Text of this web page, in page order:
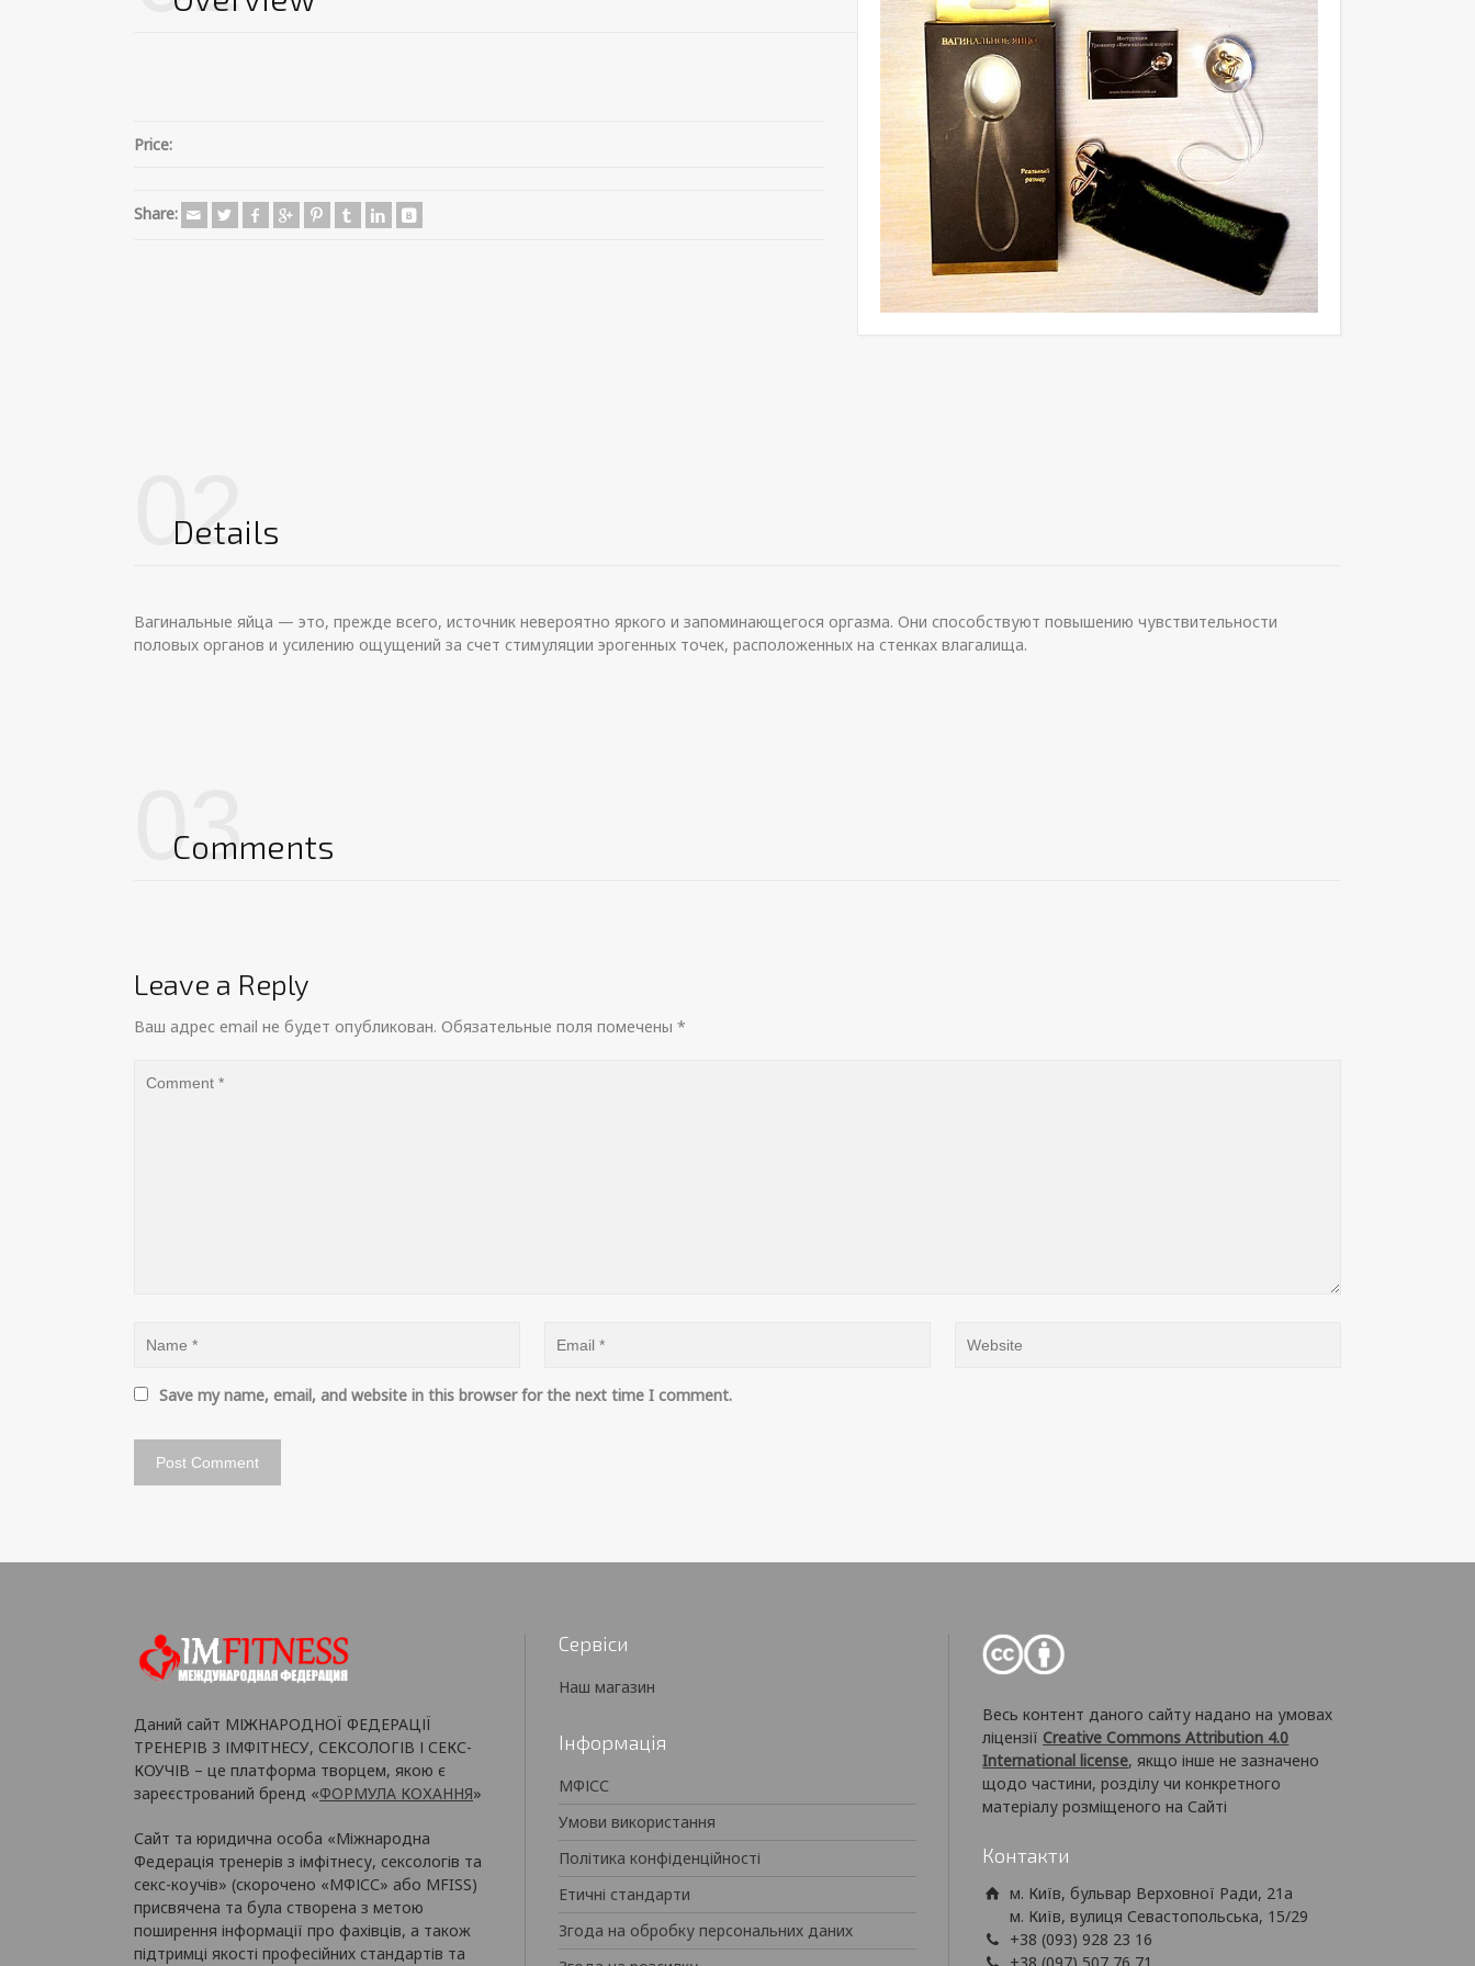
Price:
Share:
02
Details
Вагинальные яйца — это, прежде всего, источник невероятно яркого и запоминающегося оргазма. Они способствуют повышению чувствительности
половых органов и усилению ощущений за счет стимуляции эрогенных точек, расположенных на стенках влагалища.
03
Comments
Leave a Reply
Ваш адрес email не будет опубликован. Обязательные поля помечены *
Save my name, email, and website in this browser for the next time I comment.
Даний сайт МІЖНАРОДНОЇ ФЕДЕРАЦІЇ
ТРЕНЕРІВ З ІМФІТНЕСУ, СЕКСОЛОГІВ І СЕКС-
КОУЧІВ – це платформа творцем, якою є
зареєстрований бренд «ФОРМУЛА КОХАННЯ»
Сайт та юридична особа «Міжнародна
Федерація тренерів з імфітнесу, сексологів та
секс-коучів» (скорочено «МФІСС» або MFISS)
присвячена та була створена з метою
поширення інформації про фахівців, а також
підтримці якості професійних стандартів та
Сервіси
Наш магазин
Інформація
МФІСС
Умови використання
Політика конфіденційності
Етичні стандарти
Згода на обробку персональних даних
Весь контент даного сайту надано на умовах
ліцензії Creative Commons Attribution 4.0
International license, якщо інше не зазначено
щодо частини, розділу чи конкретного
матеріалу розміщеного на Сайті
Контакти
м. Київ, бульвар Верховної Ради, 21а
м. Київ, вулиця Севастопольська, 15/29
+38 (093) 928 23 16